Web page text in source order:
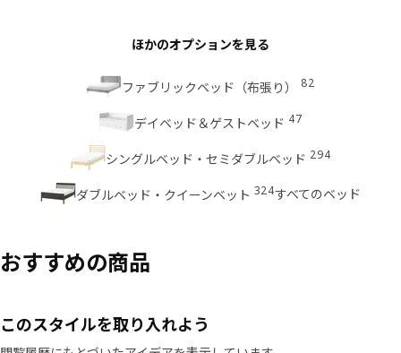
ほかのオプションを見る
ファブリックベッド（布張り） 82
デイベッド＆ゲストベッド 47
シングルベッド・セミダブルベッド 294
ダブルベッド・クイーンベット 324すべてのベッド
おすすめの商品
このスタイルを取り入れよう